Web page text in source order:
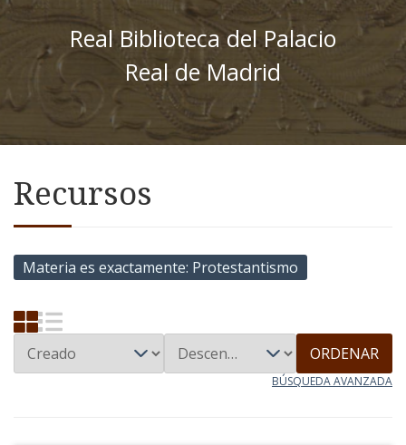
Real Biblioteca del Palacio
Real de Madrid
Recursos
Materia es exactamente Protestantismo
ORDENAR
BÚSQUEDA AVANZADA